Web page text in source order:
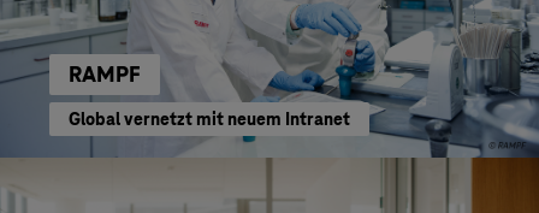
RAMPF
Global vernetzt mit neuem Intranet